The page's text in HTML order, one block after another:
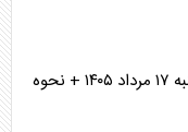
جدول قطعی برق استان کرمانشاه فردا شنبه ۱۷ مرداد ۱۴۰۵ + نحوه